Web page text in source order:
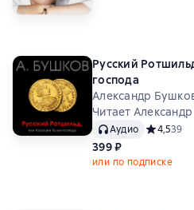
Русский
господа
Александр
Читает
Аудио Средний
4,539
399 ₽
или по подписке